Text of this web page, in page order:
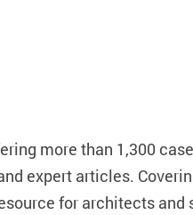
more than 1,300
expert articles.
for architects